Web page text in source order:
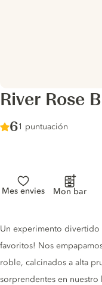
River Rose
Score :
6/ 10
1 puntuación
Mes envies Mon bar
Gin description
Un experimento divertido
favoritos! Nos
roble, calcinados a alta
sorprendentes en